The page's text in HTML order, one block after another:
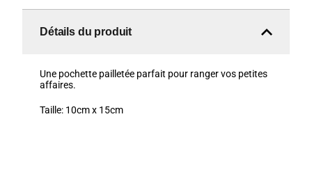
Détails du produit
Une pochette pailletée parfait pour ranger vos petites
affaires.
Taille: 10cm x 15cm